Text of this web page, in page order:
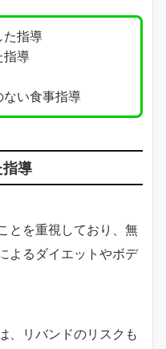
た指導
指導
い食事指導
導
とを重視しており、無
よるダイエットやボデ
、リバンドのリスクも